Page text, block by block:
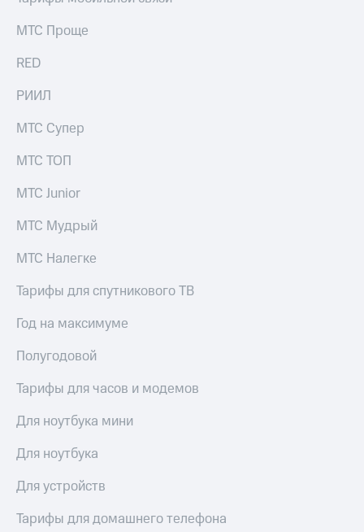
Домашний
номером
Поддержка
и подписки
Premium
Подписка
интернета,
фильмы,
музыка
и многое
другое
группа
Скидка
общие
и услуги,
к геолокации
другое
общие
подписки
и услуги,
к геолокации
Сертификаты
под
в Мой МТС
Посмотрите,
полезного
в нашем
приложении
КИОН
КИОН
Музыка
МТС Проще
RED
РИИЛ
МТС Супер
МТС ТОП
МТС Junior
МТС Мудрый
МТС Налегке
Тарифы для спутникового ТВ
Год на максимуме
Полугодовой
Тарифы для часов и модемов
Для ноутбука мини
Для ноутбука
Для устройств
Тарифы для домашнего телефона